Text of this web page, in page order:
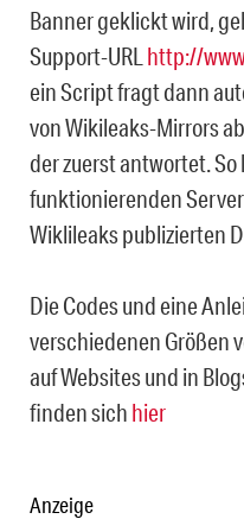
Banner geklickt wird,
Support-URL http://
ein Script fragt dann
von Wikileaks-Mirrors
der zuerst antwortet.
funktionierenden
Wiklileaks publizierten
Die Codes und eine
verschiedenen Größen
auf Websites und in
finden sich hier
Anzeige